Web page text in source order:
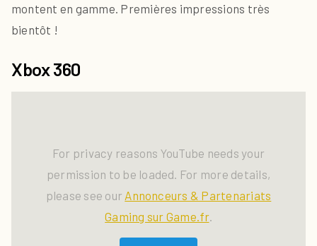
montent en gamme. Premières impressions très
bientôt !
Xbox 360
For privacy reasons YouTube needs your
permission to be loaded. For more details,
please see our Annonceurs & Partenariats
Gaming sur Game.fr.